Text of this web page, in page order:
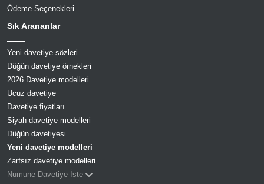
Ödeme Seçenekleri
Sık Arananlar
Yeni davetiye sözleri
Düğün davetiye örnekleri
2026 Davetiye modelleri
Ucuz davetiye
Davetiye fiyatları
Siyah davetiye modelleri
Düğün davetiyesi
Yeni davetiye modelleri
Zarfsız davetiye modelleri
Numune Davetiye İste